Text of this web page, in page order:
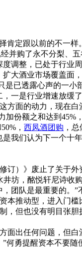
定跟以前的不一样
并购了永不分梨、
调整，已处于行业
大酒业市场覆盖面
已透露心声的一小
一是行业增速放缓
面的动力，现在
份额之和达到45%
， 西凤酒团购 ，
我们认为下一个十
）》废止了关于外
坊，酩悦轩尼诗收
团队是最重要的。
推动型，进入门
但也没有明目张
出任何问题，但白
勇提醒资本不要